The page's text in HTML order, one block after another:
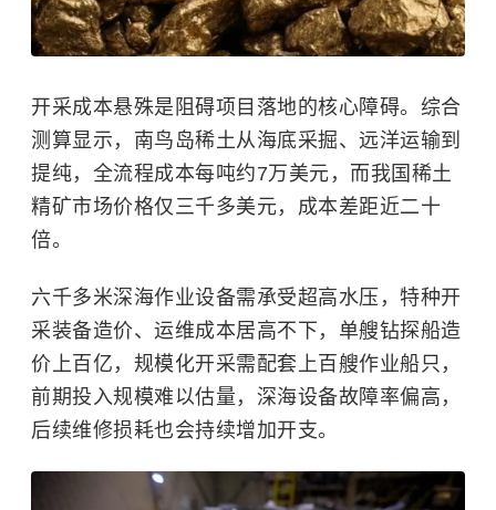
开采成本悬殊是阻碍项目落地的核心障碍。综合
测算显示，南鸟岛稀土从海底采掘、远洋运输到
提纯，全流程成本每吨约7万美元，而我国稀土
精矿市场价格仅三千多美元，成本差距近二十
倍。
六千多米深海作业设备需承受超高水压，特种开
采装备造价、运维成本居高不下，单艘钻探船造
价上百亿，规模化开采需配套上百艘作业船只，
前期投入规模难以估量，深海设备故障率偏高，
后续维修损耗也会持续增加开支。